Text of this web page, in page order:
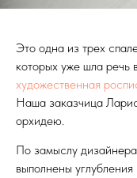
Это одна из трех
которых уже шла
художественная
Наша заказчица
орхидею.
По замыслу
выполнены